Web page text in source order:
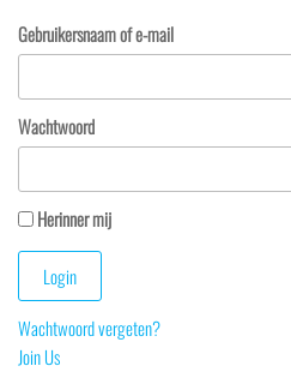
Gebruikersnaam of e-mail
Wachtwoord
Herinner mij
Wachtwoord vergeten?
Join Us